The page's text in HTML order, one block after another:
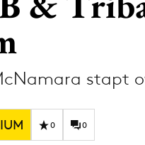
Design
Diversiteit
stapt
0 0